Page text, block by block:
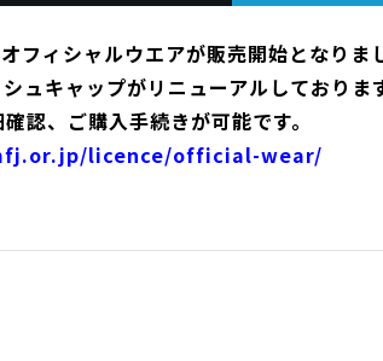
フィシャルウエアが販売開始となりま
ュキャップがリニューアルしております
認、ご購入手続きが可能です。
licence/official-wear/